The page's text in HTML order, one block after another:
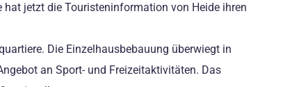
jetzt die Touristeninformation von Heide ihren
Die Einzelhausbebauung überwiegt in
an Sport- und Freizeitaktivitäten. Das